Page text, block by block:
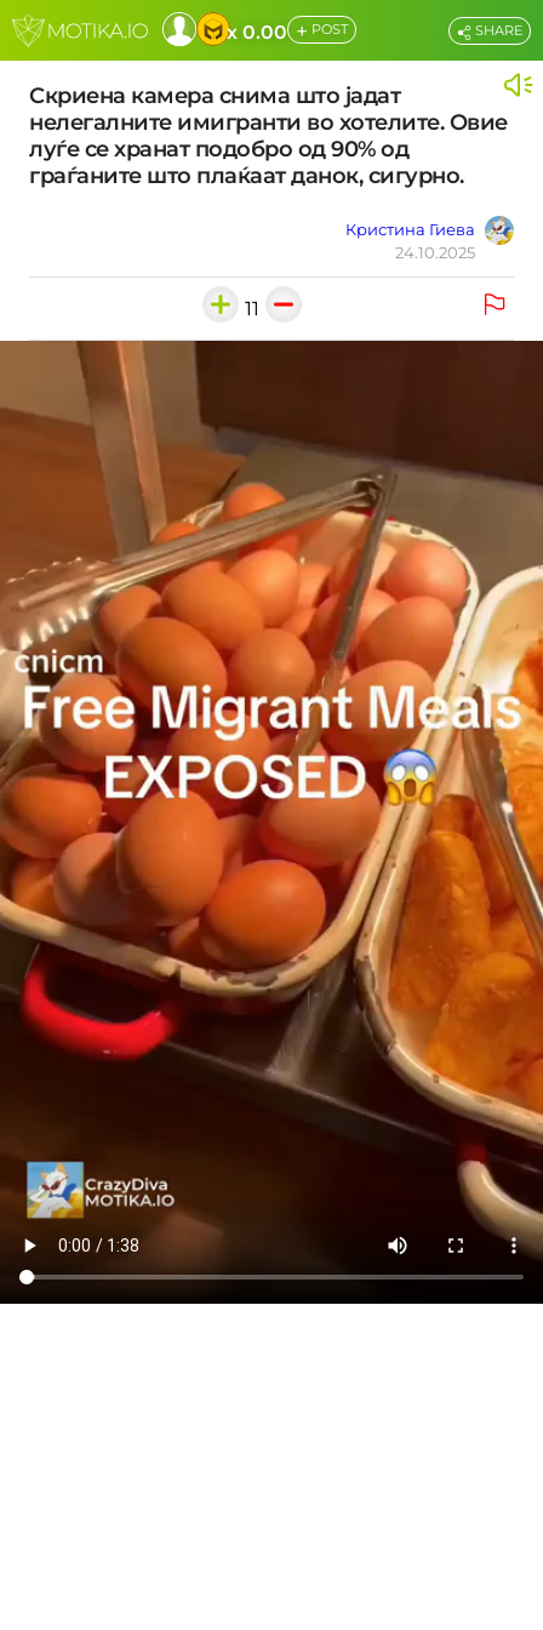
x 0.00 + POST
Скриена камера снима што јадат
нелегалните имигранти во хотелите. Овие
луѓе се хранат подобро од 90% од
граѓаните што плаќаат данок, сигурно.
Кристина Гиева
24.10.2025
SHARE
11